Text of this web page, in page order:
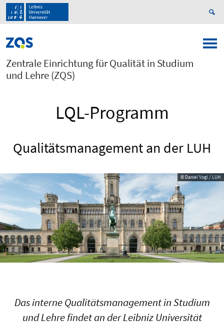
Zentrale Einrichtung für Qualität in Studium
und Lehre (ZQS)
LQL-Programm
Qualitätsmanagement an der LUH
© Daniel Vogl / LUH
Das interne Qualitätsmanagement in Studium
und Lehre findet an der Leibniz Universität